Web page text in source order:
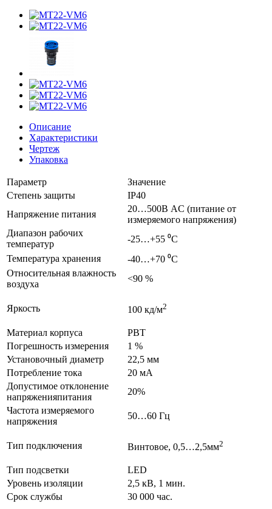
Описание
Характеристики
Чертеж
Упаковка
Параметр
Значение
Степень защиты
IP40
Напряжение питания
20…500В AC (питание от
измеряемого напряжения)
Диапазон рабочих
температур
-25…+55 ⁰С
Температура хранения
-40…+70 ⁰С
Относительная влажность
воздуха
<90 %
Яркость 100 кд/м2
Материал корпуса
PBT
Погрешность измерения
1 %
Установочный диаметр
22,5 мм
Потребление тока
20 мА
Допустимое отклонение
напряженияпитания
20%
Частота измеряемого
напряжения
50…60 Гц
Тип подключения Винтовое, 0,5…2,5мм2
Тип подсветки
LED
Уровень изоляции
2,5 кВ, 1 мин.
Срок службы
30 000 час.